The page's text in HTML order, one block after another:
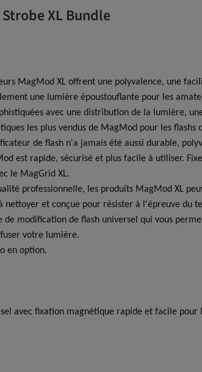
XL Bundle
MagMod XL offrent une polyvalence, une
une lumière époustouflante pour les
avec une distribution de la lumière,
les plus vendus de MagMod pour les
de flash n'a jamais été aussi durable,
est rapide, sécurisé et plus facile à utiliser.
le MagGrid XL.
professionnelle, les produits MagMod XL
nettoyer et conçue pour résister à l'épreuve du
de modification de flash universel qui vous
votre lumière.
en option.
avec fixation magnétique rapide et facile pour